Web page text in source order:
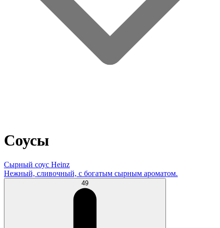
Соусы
Сырный соус Heinz
Нежный, сливочный, с богатым сырным ароматом.
49